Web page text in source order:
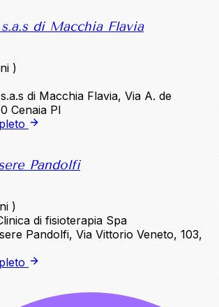
di Macchia Flavia
)
di Macchia Flavia, Via A. de
Cenaia PI
Pandolfi
)
di fisioterapia Spa
Pandolfi, Via Vittorio Veneto, 103,